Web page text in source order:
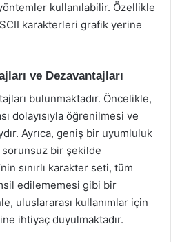
kullanılabilir. Özellikle
karakterleri grafik yerine
ve Dezavantajları
bulunmaktadır. Öncelikle,
dolayısıyla öğrenilmesi ve
Ayrıca, geniş bir uyumluluk
bir şekilde
sınırlı karakter seti, tüm
edilememesi gibi bir
uluslararası kullanımlar için
ihtiyaç duyulmaktadır.